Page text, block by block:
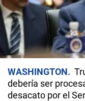
WASHINGTON
debería ser
desacato por el